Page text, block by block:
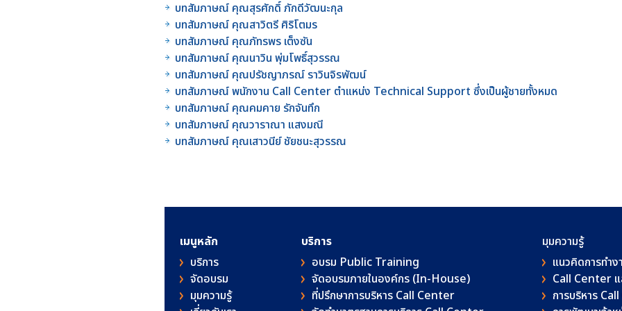
บทสัมภาษณ์ คุณสุรศักดิ์ ภักดีวัฒนะกุล
บทสัมภาษณ์ คุณสาวิตรี ศิริโตมร
บทสัมภาษณ์ คุณภัทรพร เต็งซัน
บทสัมภาษณ์ คุณนาวิน พุ่มโพธิ์สุวรรณ
บทสัมภาษณ์ คุณปรัชญาภรณ์ ราวินจิรพัฒน์
บทสัมภาษณ์ พนักงาน Call Center ตำแหน่ง Technical Support ซึ่งเป็นผู้ชายทั้งหมด
บทสัมภาษณ์ คุณคมคาย รักจันทึก
บทสัมภาษณ์ คุณวาราณา แสงมณี
บทสัมภาษณ์ คุณเสาวนีย์ ชัยชนะสุวรรณ
เมนูหลัก
บริการ
จัดอบรม
มุมความรู้
บริการ
อบรม Public Training
จัดอบรมภายในองค์กร (In-House)
ที่ปรึกษาการบริหาร Call Center
มุมความรู้
แนวคิดการทำง
Call Center แ
การบริหาร